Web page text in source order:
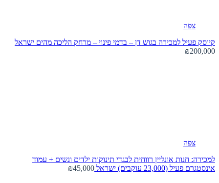
צפה
קיוסק פעיל למכירה בגוש דן – בדמי פינוי – מרחק הליכה מהים ישראל
₪200,000
צפה
למכירה: חנות אונליין רווחית לבגדי תינוקות ילדים ונשים + עמוד
אינסטגרם פעיל (23,000 עוקבים)
ישראל ₪45,000